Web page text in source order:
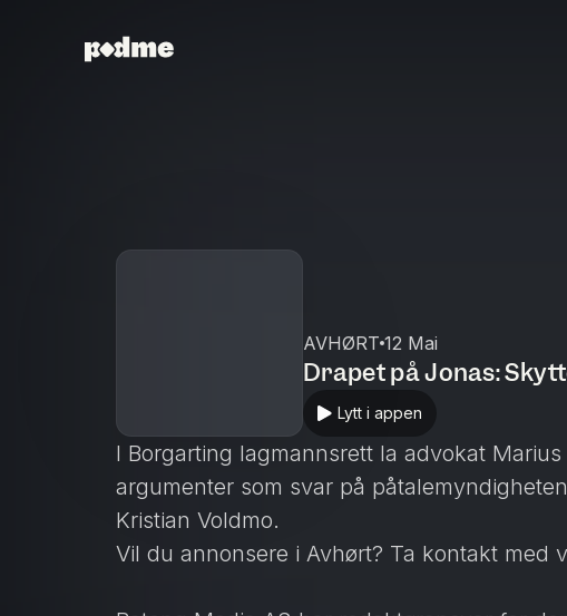
AVHØRT 12 Mai
Drapet på Jonas:
Lytt i appen
I Borgarting lagmannsrett la advokat
argumenter som svar på
Kristian Voldmo.
Vil du annonsere i Avhørt? Ta kontakt med